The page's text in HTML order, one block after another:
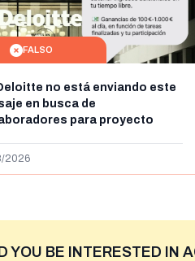
FALSO
no está enviando este
en busca de
para proyecto
euros al día: es un timo
2026
YOU BE INTERESTED IN